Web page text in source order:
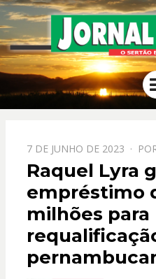
PPOSTADO
EM
7 DE JUNHO DE 2023
Raquel Lyra
empréstimo
milhões para